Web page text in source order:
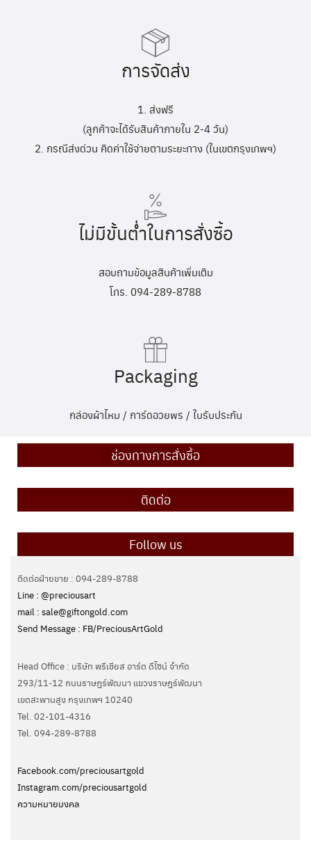
การจัดส่ง
1. ส่งฟรี
(ลูกค้าจะได้รับสินค้าภายใน 2-4 วัน)
2. กรณีส่งด่วน คิดค่าใช้จ่ายตามระยะทาง (ในเขตกรุงเทพฯ)
ไม่มีขั้นต่ำในการสั่งซื้อ
สอบถามข้อมูลสินค้าเพิ่มเติม
โทร. 094-289-8788
Packaging
กล่องผ้าไหม / การ์ดอวยพร / ใบรับประกัน
ช่องทางการสั่งซื้อ
ติดต่อ
Follow us
ติดต่อฝ่ายขาย : 094-289-8788
Line : @preciousart
mail : sale@giftongold.com
Send Message : FB/PreciousArtGold
Head Office : บริษัท พรีเชียส อาร์ต ดีไซน์ จำกัด
293/11-12 ถนนราษฎร์พัฒนา แขวงราษฎร์พัฒนา
เขตสะพานสูง กรุงเทพฯ 10240
Tel. 02-101-4316
Tel. ‭094-289-8788‬
Facebook.com/preciousartgold
Instagram.com/preciousartgold
ความหมายมงคล